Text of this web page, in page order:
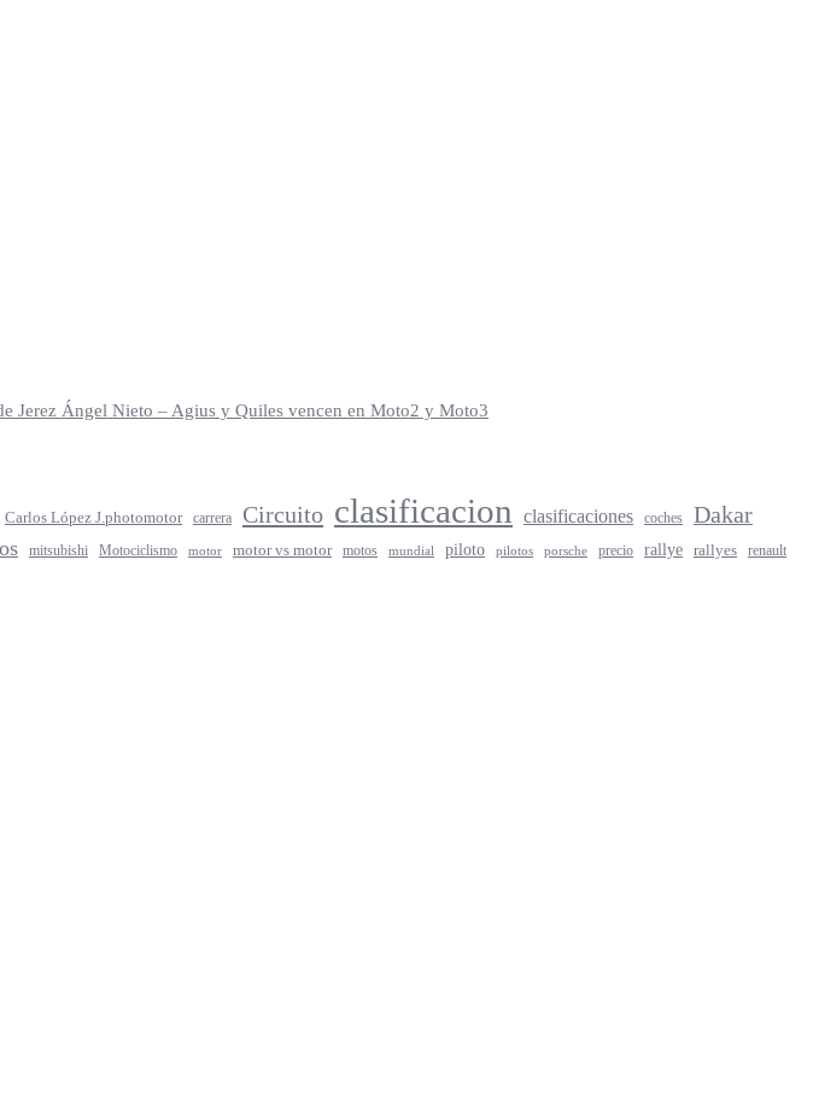
Jerez Ángel Nieto – Agius y Quiles vencen en Moto2 y Moto3
Carlos López J.photomotor carrera Circuito clasificacion clasificaciones coches Dakar
mitsubishi Motociclismo motor motor vs motor motos mundial piloto pilotos porsche precio rallye rallyes renault